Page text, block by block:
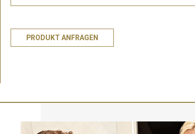
PRODUKT ANFRAGEN